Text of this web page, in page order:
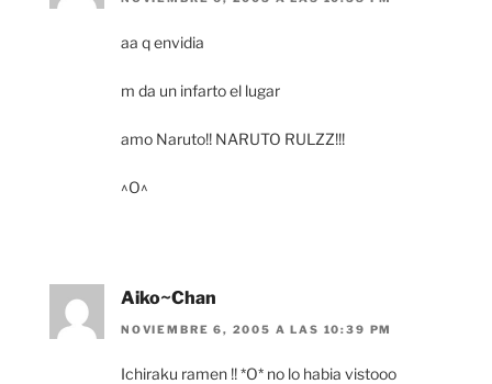
aa q envidia
m da un infarto el lugar
amo Naruto!! NARUTO RULZZ!!!
^O^
Aiko~Chan
NOVIEMBRE 6, 2005 A LAS 10:39 PM
Ichiraku ramen !! *O* no lo habia vistooo